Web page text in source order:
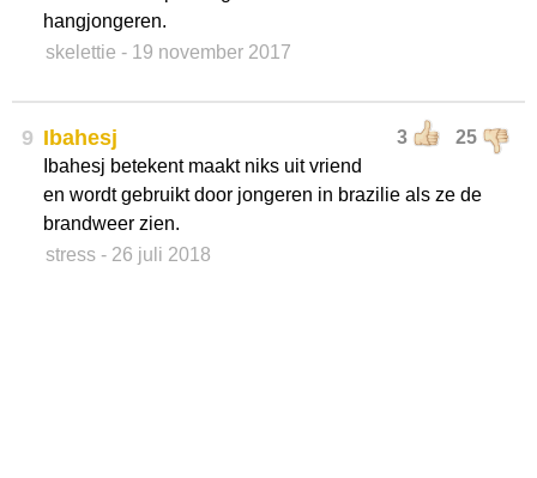
hangjongeren.
skelettie - 19 november 2017
9 3 25
Ibahesj
Ibahesj betekent maakt niks uit vriend
en wordt gebruikt door jongeren in brazilie als ze de
brandweer zien.
stress - 26 juli 2018